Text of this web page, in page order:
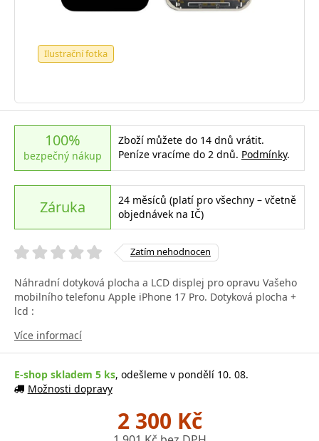
Ilustrační fotka
100%
bezpečný nákup
Zboží můžete do 14 dnů vrátit.
Peníze vracíme do 2 dnů. Podmínky.
Záruka
24 měsíců (platí pro všechny – včetně
objednávek na IČ)
Zatím nehodnocen
Náhradní dotyková plocha a LCD displej pro opravu Vašeho
mobilního telefonu Apple iPhone 17 Pro. Dotyková plocha +
lcd :
Více informací
E-shop skladem 5 ks, odešleme v pondělí 10. 08.
Možnosti dopravy
2 300 Kč